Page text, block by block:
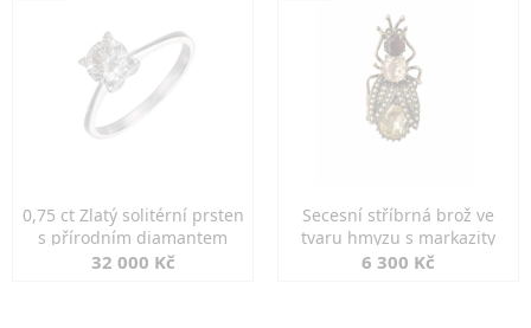
0,75 ct Zlatý solitérní prsten
s přírodním diamantem
32 000 Kč
Secesní stříbrná brož ve
tvaru hmyzu s markazity
6 300 Kč